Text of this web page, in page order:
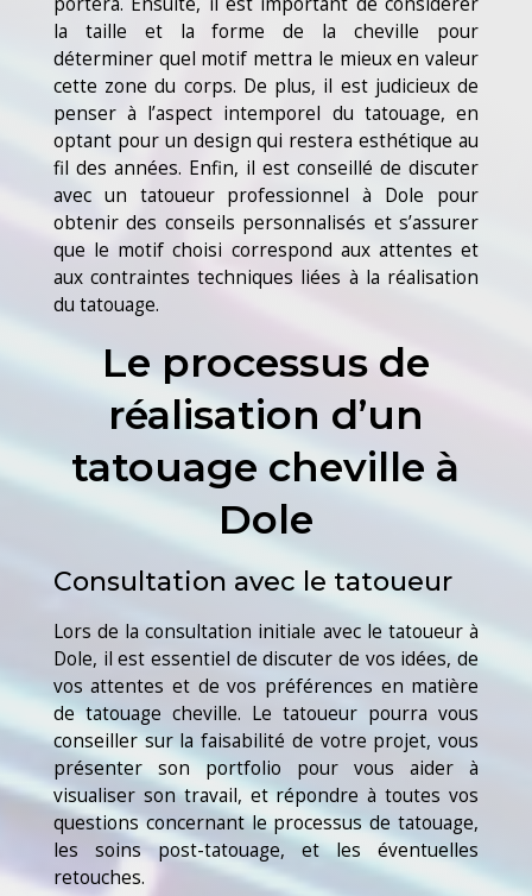
la taille et la forme de la cheville pour
déterminer quel motif mettra le mieux en valeur
cette zone du corps. De plus, il est judicieux de
penser à l’aspect intemporel du tatouage, en
optant pour un design qui restera esthétique au
fil des années. Enfin, il est conseillé de discuter
avec un tatoueur professionnel à Dole pour
obtenir des conseils personnalisés et s’assurer
que le motif choisi correspond aux attentes et
aux contraintes techniques liées à la réalisation
du tatouage.
Le processus de
réalisation d’un
tatouage cheville à
Dole
Consultation avec le tatoueur
Lors de la consultation initiale avec le tatoueur à
Dole, il est essentiel de discuter de vos idées, de
vos attentes et de vos préférences en matière
de tatouage cheville. Le tatoueur pourra vous
conseiller sur la faisabilité de votre projet, vous
présenter son portfolio pour vous aider à
visualiser son travail, et répondre à toutes vos
questions concernant le processus de tatouage,
les soins post-tatouage, et les éventuelles
retouches.